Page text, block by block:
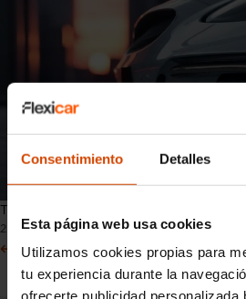
Consentimiento Detalles
Esta página web usa cookies
Utilizamos cookies propias para
tu experiencia durante la
ofrecerte publicidad personalizada
Tipos de paracoches
2 Agosto 2024
Anterior